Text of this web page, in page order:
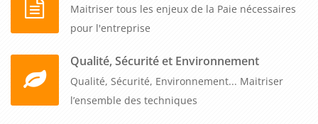
Maitriser tous les enjeux de la Paie nécessaires
pour l'entreprise
Qualité, Sécurité et Environnement
Qualité, Sécurité, Environnement... Maitriser
l’ensemble des techniques